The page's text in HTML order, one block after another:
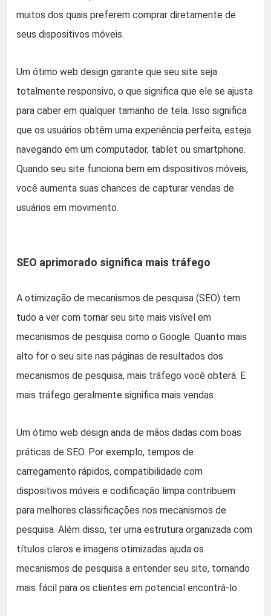
muitos dos quais preferem comprar diretamente de
seus dispositivos móveis.
Um ótimo web design garante que seu site seja
totalmente responsivo, o que significa que ele se ajusta
para caber em qualquer tamanho de tela. Isso significa
que os usuários obtêm uma experiência perfeita, esteja
navegando em um computador, tablet ou smartphone.
Quando seu site funciona bem em dispositivos móveis,
você aumenta suas chances de capturar vendas de
usuários em movimento.
SEO aprimorado significa mais tráfego
A otimização de mecanismos de pesquisa (SEO) tem
tudo a ver com tornar seu site mais visível em
mecanismos de pesquisa como o Google. Quanto mais
alto for o seu site nas páginas de resultados dos
mecanismos de pesquisa, mais tráfego você obterá. E
mais tráfego geralmente significa mais vendas.
Um ótimo web design anda de mãos dadas com boas
práticas de SEO. Por exemplo, tempos de
carregamento rápidos, compatibilidade com
dispositivos móveis e codificação limpa contribuem
para melhores classificações nos mecanismos de
pesquisa. Além disso, ter uma estrutura organizada com
títulos claros e imagens otimizadas ajuda os
mecanismos de pesquisa a entender seu site, tornando
mais fácil para os clientes em potencial encontrá-lo.